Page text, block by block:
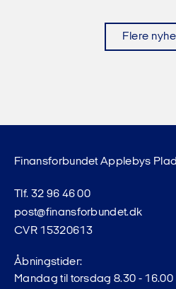
Flere
Finansforbundet Applebys
Tlf. 32 96 46 00
post@finansforbundet.dk
CVR 15320613
Åbningstider:
Mandag til torsdag 8.30 - 16.00